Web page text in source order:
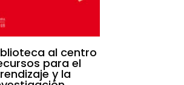
al centro
para el
y la